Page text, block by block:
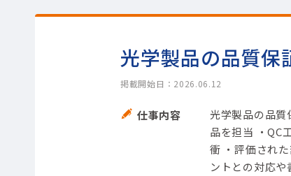
光学製品の品質保
掲載開始日：2026.06.12
仕事内容
光学製品の品質
品を担当 ・QC
衝 ・評価され
ントとの対応